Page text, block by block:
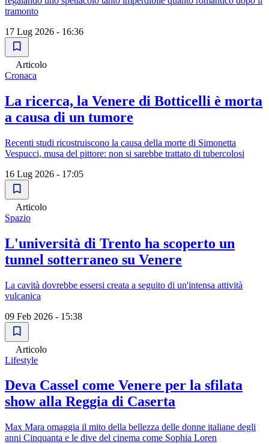
tramonto
17 Lug 2026 - 16:36
Articolo
Cronaca
La ricerca, la Venere di Botticelli è morta
a causa di un tumore
Recenti studi ricostruiscono la causa della morte di Simonetta
Vespucci, musa del pittore: non si sarebbe trattato di tubercolosi
16 Lug 2026 - 17:05
Articolo
Spazio
L'università di Trento ha scoperto un
tunnel sotterraneo su Venere
La cavità dovrebbe essersi creata a seguito di un'intensa attività
vulcanica
09 Feb 2026 - 15:38
Articolo
Lifestyle
Deva Cassel come Venere per la sfilata
show alla Reggia di Caserta
Max Mara omaggia il mito della bellezza delle donne italiane degli
anni Cinquanta e le dive del cinema come Sophia Loren